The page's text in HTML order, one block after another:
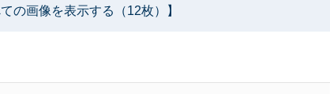
の画像を表示する（12枚）】